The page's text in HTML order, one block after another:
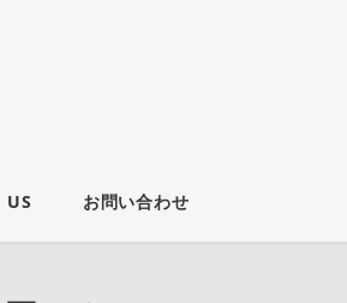
US お問い合わせ